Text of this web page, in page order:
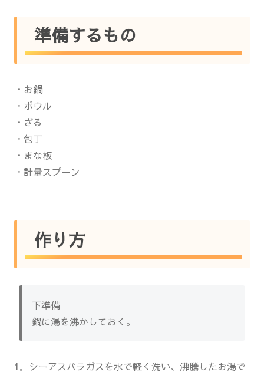
準備するもの
・お鍋
・ボウル
・ざる
・包丁
・まな板
・計量スプーン
作り方
下準備
鍋に湯を沸かしておく。
1．シーアスパラガスを水で軽く洗い、沸騰したお湯で